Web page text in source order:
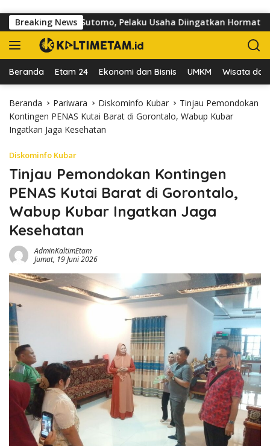
Breaking News
dr Sutomo, Pelaku Usaha Diingatkan Hormati Hak
Beranda Etam 24 Ekonomi dan Bisnis UMKM Wisata dan
Beranda Pariwara Diskominfo Kubar
Tinjau Pemondokan
Kontingen PENAS Kutai Barat di Gorontalo, Wabup Kubar
Ingatkan Jaga Kesehatan
Diskominfo Kubar
Tinjau Pemondokan Kontingen
PENAS Kutai Barat di Gorontalo,
Wabup Kubar Ingatkan Jaga
Kesehatan
AdminKaltimEtam
Jumat, 19 Juni 2026